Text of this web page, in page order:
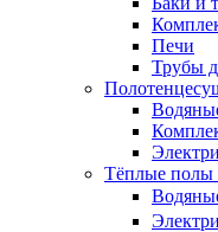
Печи
Трубы
Тёплые полы